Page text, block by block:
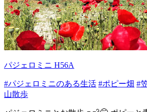
パジェロミニ H56A
#パジェロミニのある生活 #ポピー畑 #
山散歩